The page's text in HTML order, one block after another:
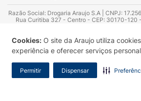
Cookies: O site da Araujo utiliza
experiência e oferecer serviços
Permitir Dispensar
Razão Social: Drogaria Araujo S.A | CNPJ:
Rua Curitiba 327 - Centro - CEP: 30170-120
Azevedo Guimarães – CRF 10.965 | Yasmin
Consultor substituto: Thiago Aguiar Pinheiro -
Sanitário: 2025020713 | Autorização de